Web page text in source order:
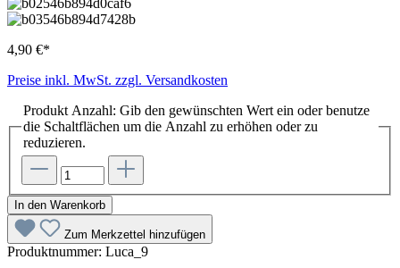
4,90 €*
Preise inkl. MwSt. zzgl. Versandkosten
Produkt Anzahl: Gib den gewünschten Wert ein oder benutze
die Schaltflächen um die Anzahl zu erhöhen oder zu
reduzieren.
In den Warenkorb
Zum Merkzettel hinzufügen
Produktnummer: Luca_9